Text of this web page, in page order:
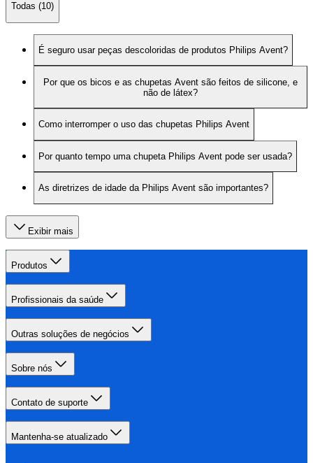
Todas (10)
É seguro usar peças descoloridas de produtos Philips Avent?
Por que os bicos e as chupetas Avent são feitos de silicone, e
não de látex?
Como interromper o uso das chupetas Philips Avent
Por quanto tempo uma chupeta Philips Avent pode ser usada?
As diretrizes de idade da Philips Avent são importantes?
Exibir mais
Produtos
Profissionais da saúde
Outras soluções de negócios
Sobre nós
Contato de suporte
Mantenha-se atualizado